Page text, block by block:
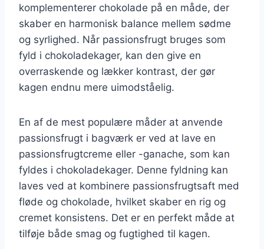
komplementerer chokolade på en måde, der
skaber en harmonisk balance mellem sødme
og syrlighed. Når passionsfrugt bruges som
fyld i chokoladekager, kan den give en
overraskende og lækker kontrast, der gør
kagen endnu mere uimodståelig.
En af de mest populære måder at anvende
passionsfrugt i bagværk er ved at lave en
passionsfrugtcreme eller -ganache, som kan
fyldes i chokoladekager. Denne fyldning kan
laves ved at kombinere passionsfrugtsaft med
fløde og chokolade, hvilket skaber en rig og
cremet konsistens. Det er en perfekt måde at
tilføje både smag og fugtighed til kagen.